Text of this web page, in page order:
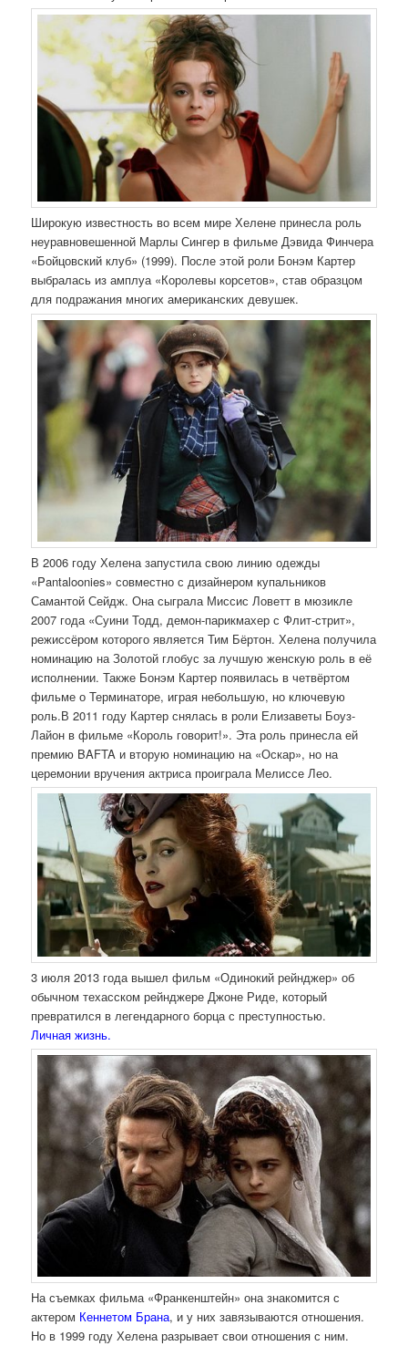
Широкую известность во всем мире Хелене принесла роль
неуравновешенной Марлы Сингер в фильме Дэвида Финчера
«Бойцовский клуб» (1999). После этой роли Бонэм Картер
выбралась из амплуа «Королевы корсетов», став образцом
для подражания многих американских девушек.
В 2006 году Хелена запустила свою линию одежды
«Pantaloonies» совместно с дизайнером купальников
Самантой Сейдж. Она сыграла Миссис Ловетт в мюзикле
2007 года «Суини Тодд, демон-парикмахер с Флит-стрит»,
режиссёром которого является Тим Бёртон. Хелена получила
номинацию на Золотой глобус за лучшую женскую роль в её
исполнении. Также Бонэм Картер появилась в четвёртом
фильме о Терминаторе, играя небольшую, но ключевую
роль.В 2011 году Картер снялась в роли Елизаветы Боуз-
Лайон в фильме «Король говорит!». Эта роль принесла ей
премию BAFTA и вторую номинацию на «Оскар», но на
церемонии вручения актриса проиграла Мелиссе Лео.
3 июля 2013 года вышел фильм «Одинокий рейнджер» об
обычном техасском рейнджере Джоне Риде, который
превратился в легендарного борца с преступностью.
Личная жизнь.
На съемках фильма «Франкенштейн» она знакомится с
актером Кеннетом Брана, и у них завязываются отношения.
Но в 1999 году Хелена разрывает свои отношения с ним.